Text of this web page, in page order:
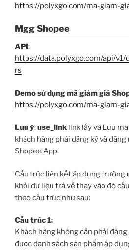
https://polyxgo.com/ma-giam-
Mgg Shopee
API :
https://data.polyxgo.com/api/v1/
rs
Demo sử dụng mã giảm giá
https://polyxgo.com/ma-giam-
Lưu ý:use_link link lấy và Lưu
khách hàng phải đăng ký và
Shopee App.
Cấu trúc liên kết áp dụng trường
khỏi dữ liệu trả về thay vào đó
theo cấu trúc như sau:
Cấu trúc 1:
Khách hàng không cần phải
được danh sách sản phẩm áp